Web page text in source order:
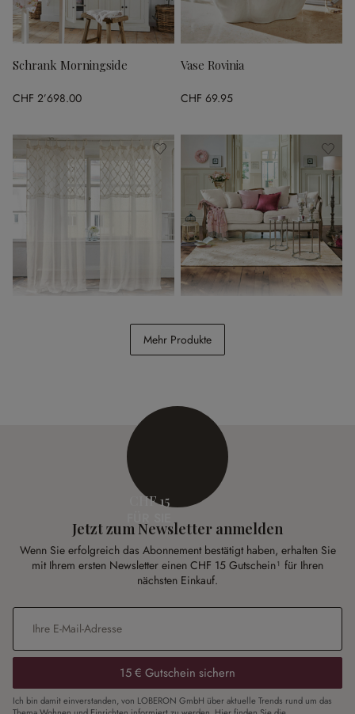
Schrank Morningside
CHF 2’698.00
Vase Rovinia
CHF 69.95
CHF 2’598.00
Mehr Produkte
CHF 15
Jetzt zum Newsletter anmelden
Wenn Sie erfolgreich das Abonnement bestätigt haben, erhalten Sie
mit Ihrem ersten Newsletter einen CHF 15 Gutschein¹ für Ihren
nächsten Einkauf.
E-Mail-Adresse
15 € Gutschein sichern
Ich bin damit einverstanden, von LOBERON GmbH über aktuelle Trends rund um das